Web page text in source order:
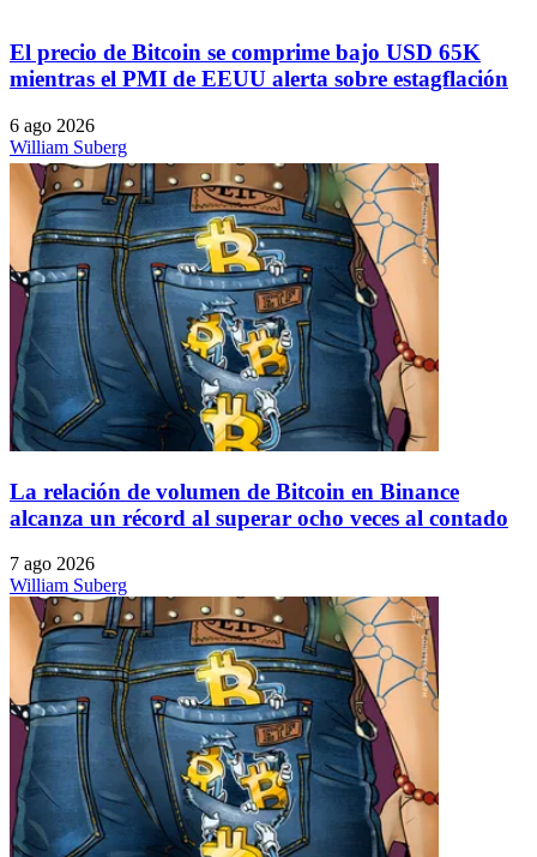
El precio de Bitcoin se comprime bajo USD 65K
mientras el PMI de EEUU alerta sobre estagflación
6 ago 2026
William Suberg
La relación de volumen de Bitcoin en Binance
alcanza un récord al superar ocho veces al contado
7 ago 2026
William Suberg